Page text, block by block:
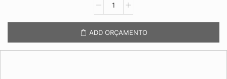
Poliéster
92375
ADD ORÇAMENTO